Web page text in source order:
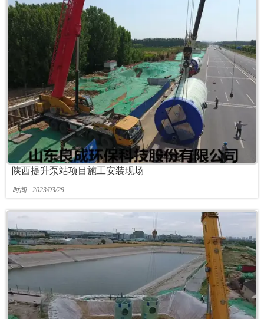
陕西提升泵站项目施工安装现场
时间 : 2023/03/29